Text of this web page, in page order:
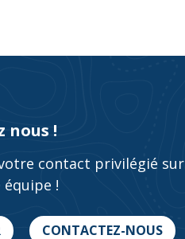
nous !
contact privilégié sur
!
CONTACTEZ-NOUS